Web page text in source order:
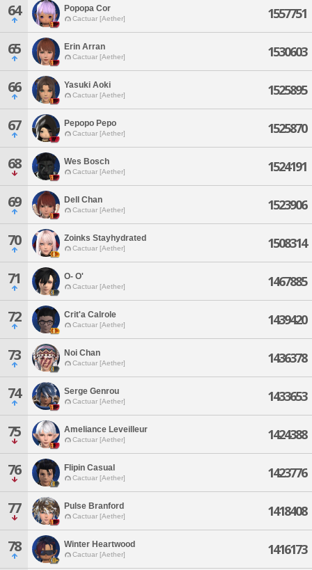
64 Popopa Cor
Cactuar [Aether] 1557751
65 Erin Arran
Cactuar [Aether] 1530603
66 Yasuki Aoki
Cactuar [Aether] 1525895
67 Pepopo Pepo
Cactuar [Aether] 1525870
68 Wes Bosch
Cactuar [Aether] 1524191
69 Dell Chan
Cactuar [Aether] 1523906
70 Zoinks Stayhydrated
Cactuar [Aether] 1508314
71 O- O'
Cactuar [Aether] 1467885
72 Crit'a Calrole
Cactuar [Aether] 1439420
73 Noi Chan
Cactuar [Aether] 1436378
74 Serge Genrou
Cactuar [Aether] 1433653
75 Ameliance Leveilleur
Cactuar [Aether] 1424388
76 Flipin Casual
Cactuar [Aether] 1423776
77 Pulse Branford
Cactuar [Aether] 1418408
78 Winter Heartwood
Cactuar [Aether] 1416173